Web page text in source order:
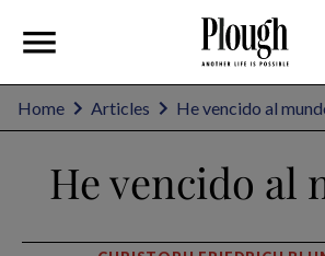
Home Articles He vencido al
He vencido al